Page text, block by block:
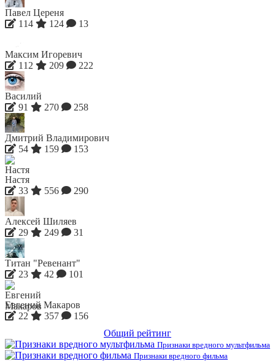
Павел Цереня
114
124 13
Максим Игоревич
112
209 222
Василий
91
270 258
Дмитрий Владимирович
54
159 153
Настя
33
556 290
Алексей Шиляев
29
249 31
Титан "Ревенант"
23
42 101
Евгений Макаров
22
357
156
Общий рейтинг
Признаки вредного мультфильма
Признаки вредного фильма